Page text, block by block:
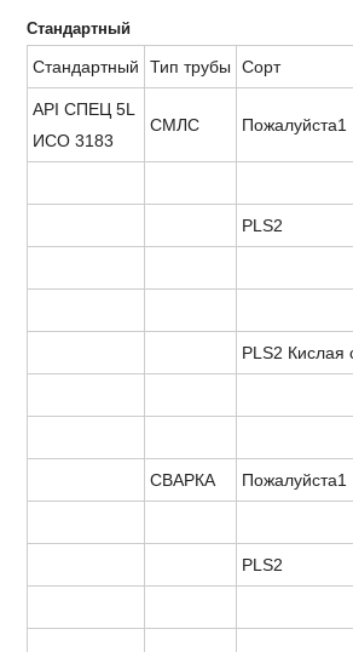
Стандартный
Стандартный Тип трубы Сорт
API СПЕЦ 5L
ИСО 3183
СМЛС Пожалуйста1
PLS2
PLS2 Кислая
СВАРКА Пожалуйста1
PLS2